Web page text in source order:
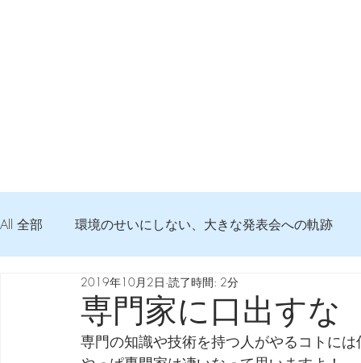
All 全部 環境のせいにしない、大きな発表会への軌跡
弦交換の記録 DTM 始める 知っておきたいコト
Imanjy Studio 使われているモノ 食べんじーの美味
専門家に口出すな
2019年10月2日 読了時間: 2分
専門の知識や技術を持つ人がやるコトに